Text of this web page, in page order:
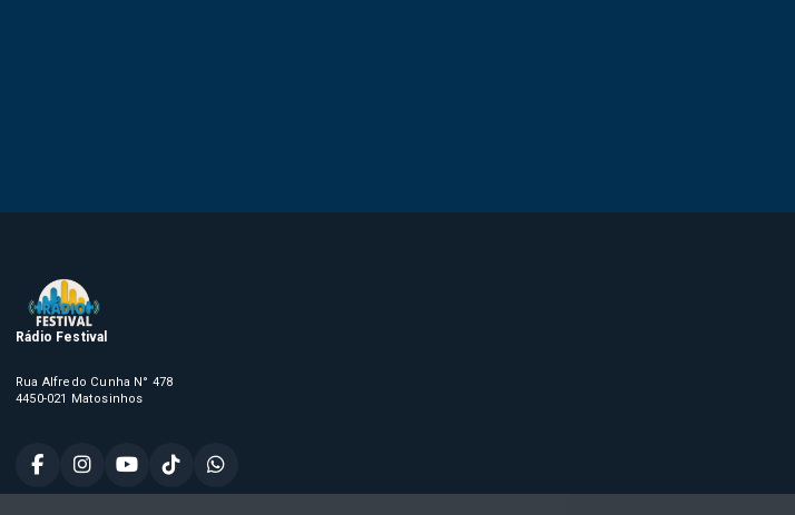
Rádio Festival
Rua Alfredo Cunha N° 478
4450-021 Matosinhos